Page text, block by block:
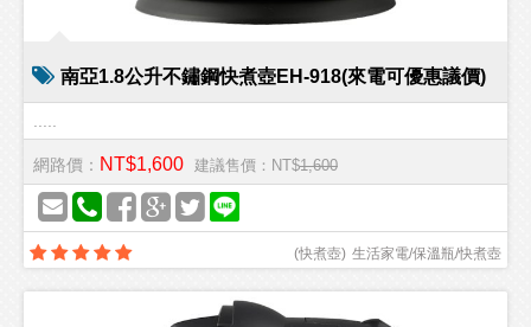
南亞1.8公升不鏽鋼快煮壺EH-918(來電可優惠議價)
網路價： NT$1,600 建議售價：NT$1,600
生活家電/保溫瓶/快煮壺
(快煮壺)